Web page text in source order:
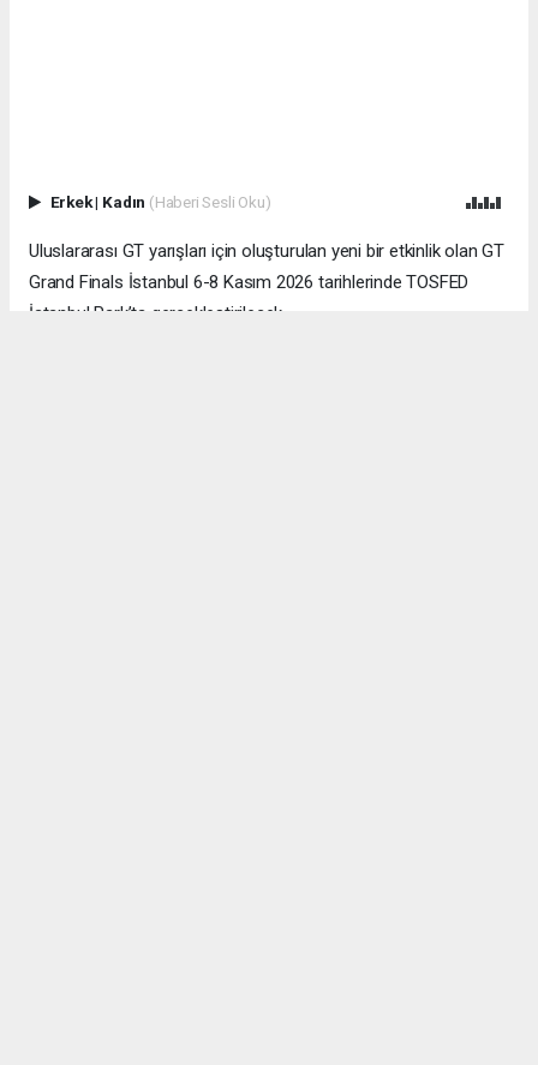
Erkek| Kadın (Haberi Sesli Oku)
Uluslararası GT yarışları için oluşturulan yeni bir etkinlik olan GT
Grand Finals İstanbul 6-8 Kasım 2026 tarihlerinde TOSFED
İstanbul Park’ta gerçekleştirilecek.